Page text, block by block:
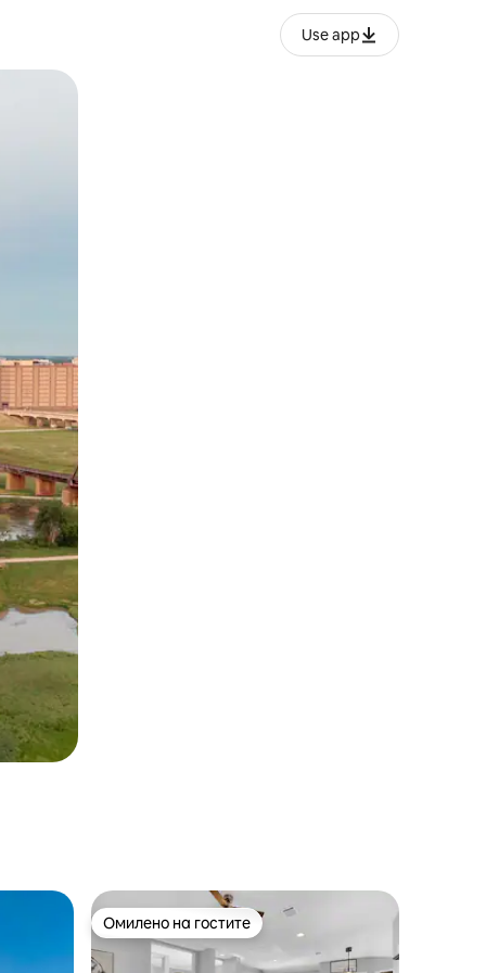
Use app
или со лизгање.
Омилено на гостите
Омилено на гостите